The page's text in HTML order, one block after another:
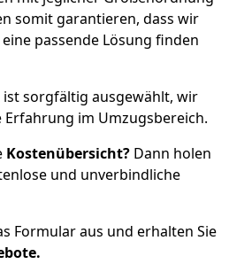
somit garantieren, dass wir
passende Lösung finden
ist sorgfältig ausgewählt, wir
Erfahrung im Umzugsbereich.
Kostenübersicht? Dann holen
und unverbindliche
Formular aus und erhalten Sie